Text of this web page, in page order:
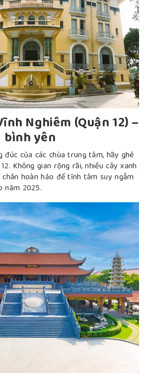
Nghiêm (Quận 12) –
bình yên
đúc của các chùa trung tâm, hãy ghé
Không gian rộng rãi, nhiều cây xanh
hoàn hảo để tĩnh tâm suy ngẫm
năm 2025.